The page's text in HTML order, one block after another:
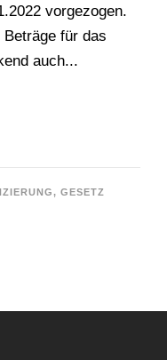
vorgezogen.
für das
auch...
, GESETZ